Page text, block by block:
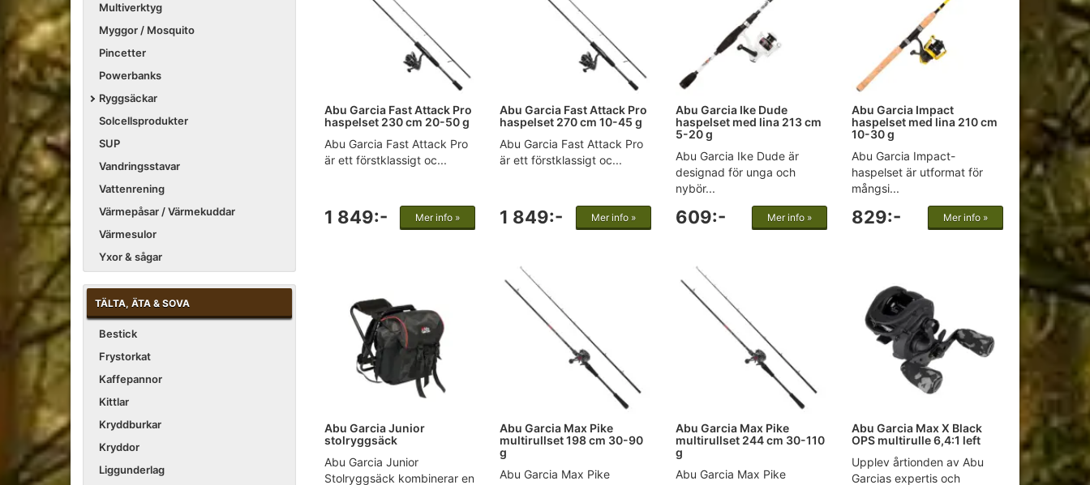
Multiverktyg
Myggor / Mosquito
Pincetter
Powerbanks
Ryggsäckar
Solcellsprodukter
SUP
Vandringsstavar
Vattenrening
Värmepåsar / Värmekuddar
Värmesulor
Yxor & sågar
TÄLTA, ÄTA & SOVA
Bestick
Frystorkat
Kaffepannor
Kittlar
Kryddburkar
Kryddor
Liggunderlag
Abu Garcia Fast Attack Pro
haspelset 230 cm 20-50 g
Abu Garcia Fast Attack Pro
är ett förstklassigt oc...
1 849:- Mer info »
Abu Garcia Fast Attack Pro
haspelset 270 cm 10-45 g
Abu Garcia Fast Attack Pro
är ett förstklassigt oc...
1 849:- Mer info »
Abu Garcia Ike Dude
haspelset med lina 213 cm
5-20 g
Abu Garcia Ike Dude är
designad för unga och
nybör...
609:- Mer info »
Abu Garcia Impact
haspelset med lina 210 cm
10-30 g
Abu Garcia Impact-
haspelset är utformat för
mångsi...
829:- Mer info »
Abu Garcia Junior
stolryggsäck
Abu Garcia Junior
Stolryggsäck kombinerar en
Abu Garcia Max Pike
multirullset 198 cm 30-90
g
Abu Garcia Max Pike
Abu Garcia Max Pike
multirullset 244 cm 30-110
g
Abu Garcia Max Pike
Abu Garcia Max X Black
OPS multirulle 6,4:1 left
Upplev årtionden av Abu
Garcias expertis och